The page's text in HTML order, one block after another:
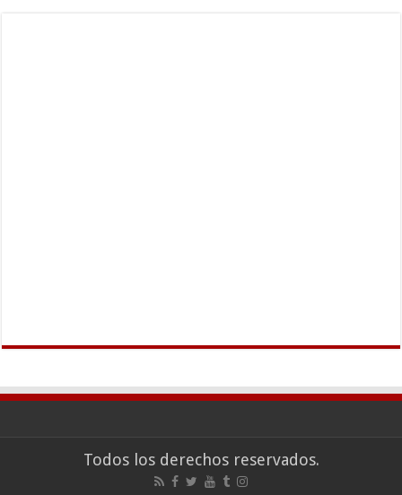
Todos los derechos reservados.